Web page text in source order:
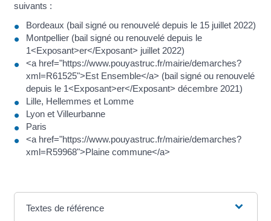
suivants :
Bordeaux (bail signé ou renouvelé depuis le 15 juillet 2022)
Montpellier (bail signé ou renouvelé depuis le
1<Exposant>er</Exposant> juillet 2022)
<a href="https://www.pouyastruc.fr/mairie/demarches?
xml=R61525">Est Ensemble</a> (bail signé ou renouvelé
depuis le 1<Exposant>er</Exposant> décembre 2021)
Lille, Hellemmes et Lomme
Lyon et Villeurbanne
Paris
<a href="https://www.pouyastruc.fr/mairie/demarches?
xml=R59968">Plaine commune</a>
Textes de référence